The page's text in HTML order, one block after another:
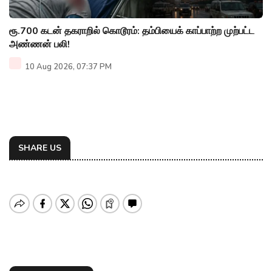
ரூ.700 கடன் தகராறில் கொடூரம்: தம்பியைக் காப்பாற்ற முற்பட்ட
அண்ணன் பலி!
10 Aug 2026, 07:37 PM
SHARE US